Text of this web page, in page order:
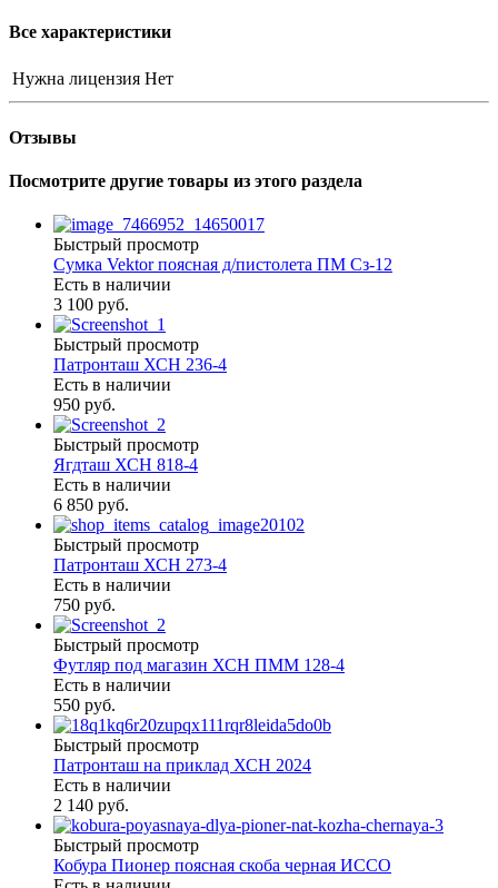
Все характеристики
Нужна лицензия Нет
Отзывы
Посмотрите другие товары из этого раздела
Быстрый просмотр
Cумка Vektor поясная д/пистолета ПМ Сз-12
Есть в наличии
3 100 руб.
Быстрый просмотр
Патронташ ХСН 236-4
Есть в наличии
950 руб.
Быстрый просмотр
Ягдташ ХСН 818-4
Есть в наличии
6 850 руб.
Быстрый просмотр
Патронташ ХСН 273-4
Есть в наличии
750 руб.
Быстрый просмотр
Футляр под магазин ХСН ПММ 128-4
Есть в наличии
550 руб.
Быстрый просмотр
Патронташ на приклад ХСН 2024
Есть в наличии
2 140 руб.
Быстрый просмотр
Кобура Пионер поясная скоба черная ИССО